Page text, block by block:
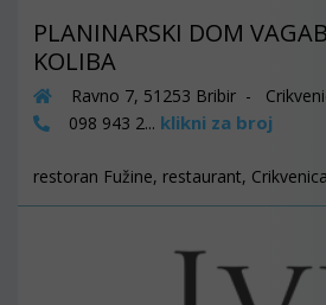
PLANINARSKI DOM
KOLIBA
Ravno 7, 51253 Bribir -
098 943 2... klikni za broj
restoran Fužine, restaurant,